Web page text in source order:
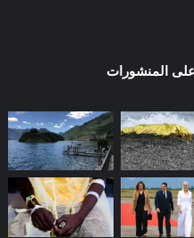
على المنشورات